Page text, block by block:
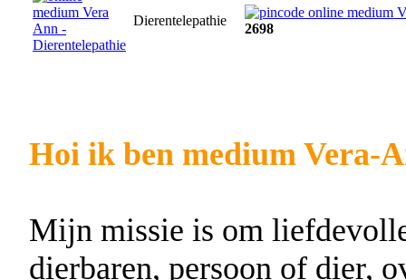
Dierentelepathie
2698
Hoi ik ben medium Vera-
Mijn missie is om
dierbaren, persoon of dier,